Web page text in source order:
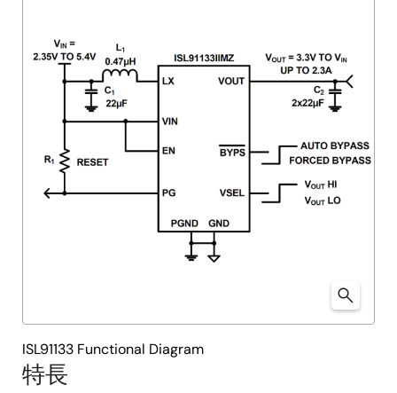
特長
ISL91133 Functional Diagram